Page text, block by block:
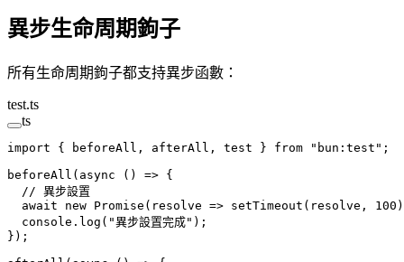
異步生命周期鉤子
所有生命周期鉤子都支持異步函數：
test.ts
ts
import { beforeAll, afterAll, test } from "bun:test" ;
beforeAll ( async () => {
  // 異步設置
  await
new Promise ( resolve => setTimeout (resolve, 100
  console.
log ( "異步設置完成" );
});